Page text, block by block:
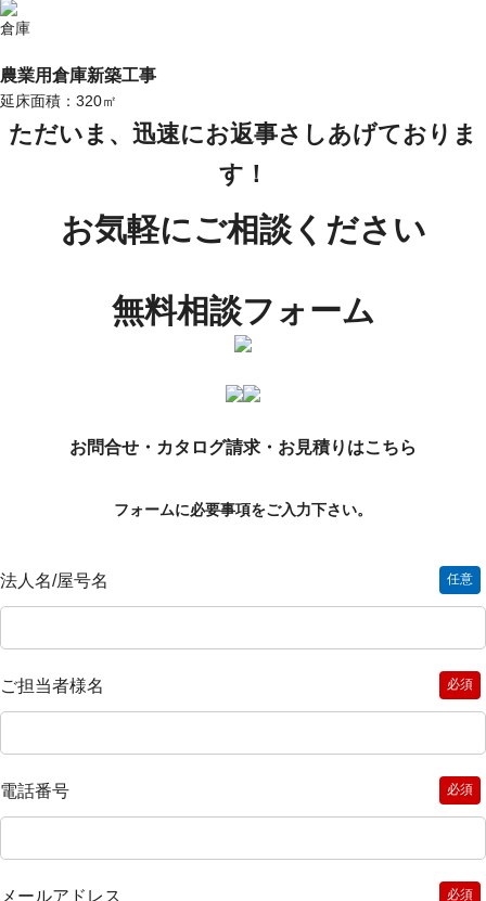
倉庫
農業用倉庫新築工事
延床面積：320㎡
ただいま、迅速にお返事さしあげておりま
す！
お気軽にご相談ください
無料相談フォーム
お問合せ・カタログ請求・お見積りはこちら
フォームに必要事項をご入力下さい。
法人名/屋号名 任意
ご担当者様名 必須
電話番号 必須
メールアドレス 必須